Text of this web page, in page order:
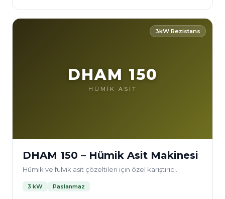
3kW Rezistans
DHAM 150
HÜMİK ASİT
DHAM 150 – Hümik Asit Makinesi
Hümik ve fulvik asit çözeltileri için özel karıştırıcı.
3 kW Paslanmaz